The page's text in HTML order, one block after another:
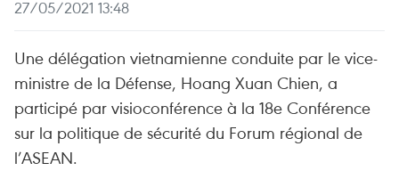
27/05/2021 13:48
Une délégation vietnamienne conduite par le vice-
ministre de la Défense, Hoang Xuan Chien, a
participé par visioconférence à la 18e Conférence
sur la politique de sécurité du Forum régional de
l’ASEAN.